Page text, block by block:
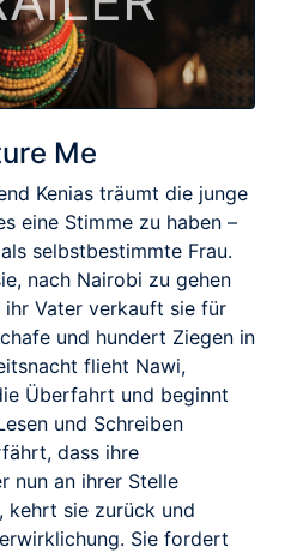
Me
Kenias träumt die junge
eine Stimme zu haben –
selbstbestimmte Frau.
nach Nairobi zu gehen
Vater verkauft sie für
und hundert Ziegen in
flieht Nawi,
Überfahrt und beginnt
und Schreiben
dass ihre
nun an ihrer Stelle
kehrt sie zurück und
Sie fordert